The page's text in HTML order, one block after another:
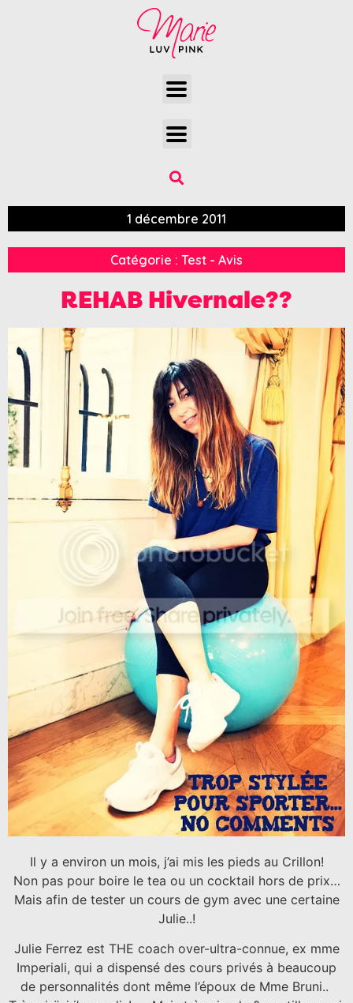
1 décembre 2011
Catégorie : Test - Avis
REHAB Hivernale??
Il y a environ un mois, j’ai mis les pieds au Crillon!
Non pas pour boire le tea ou un cocktail hors de prix…
Mais afin de tester un cours de gym avec une certaine
Julie..!
Julie Ferrez est THE coach over-ultra-connue, ex mme
Imperiali, qui a dispensé des cours privés à beaucoup
de personnalités dont même l’époux de Mme Bruni..